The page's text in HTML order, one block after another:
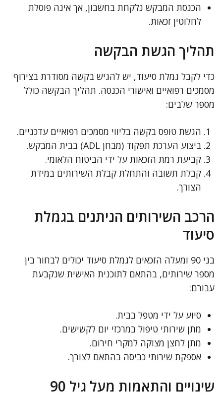
הכנסת המבקש נלקחת בחשבון, אך אינה פוסלת
לחלוטין זכאות.
תהליך הגשת הבקשה
כדי לקבל גמלת סיעוד, יש להגיש בקשה מסודרת בצירוף
מסמכים רפואיים ואישורי הכנסה. תהליך הבקשה כולל
מספר שלבים:
הגשת טופס בקשה בליווי מסמכים רפואיים עדכניים.
ביצוע הערכת תפקוד (מבחן ADL) בבית המבקש.
קביעת רמת הזכאות על ידי הביטוח הלאומי.
קבלת תשובה והתחלת קבלת השירותים במידת
הצורך.
הרכב השירותים הניתנים בגמלת
סיעוד
בני 90 ומעלה הזכאים לגמלת סיעוד יכולים לבחור בין
מספר שירותים, בהתאם לתוכנית האישית שנקבעת
עבורם:
סיוע על ידי מטפל בבית.
מתן שירותי טיפול במרכזי יום לקשישים.
מתן לחצן מצוקה למקרי חירום.
אספקת שירותי כביסה בהתאם לצורך.
שינויים והתאמות מעל גיל 90